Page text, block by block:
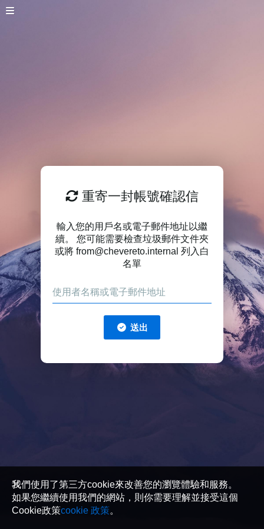
重寄一封帳號確認信
輸入您的用戶名或電子郵件地址以繼
續。 您可能需要檢查垃圾郵件文件夾
或將 from@chevereto.internal 列入白
名單
送出
我們使用了第三方cookie來改善您的瀏覽體驗和服務。
如果您繼續使用我們的網站，則你需要理解並接受這個
Cookie政策cookie 政策。